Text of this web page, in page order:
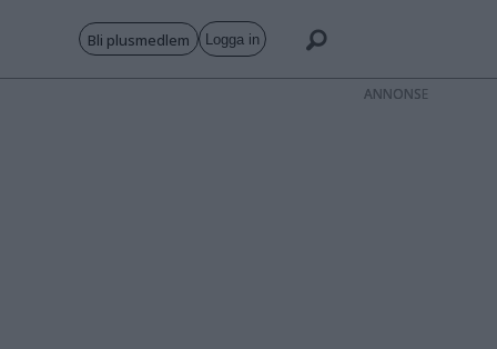
Bli plusmedlem Logga in
ANNONS